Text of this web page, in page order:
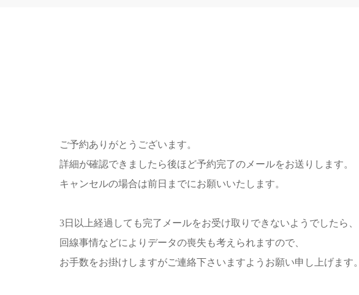
ご予約ありがとうございます。
詳細が確認できましたら後ほど予約完了のメールをお送りします。
キャンセルの場合は前日までにお願いいたします。
3日以上経過しても完了メールをお受け取りできないようでしたら、
回線事情などによりデータの喪失も考えられますので、
お手数をお掛けしますがご連絡下さいますようお願い申し上げます。